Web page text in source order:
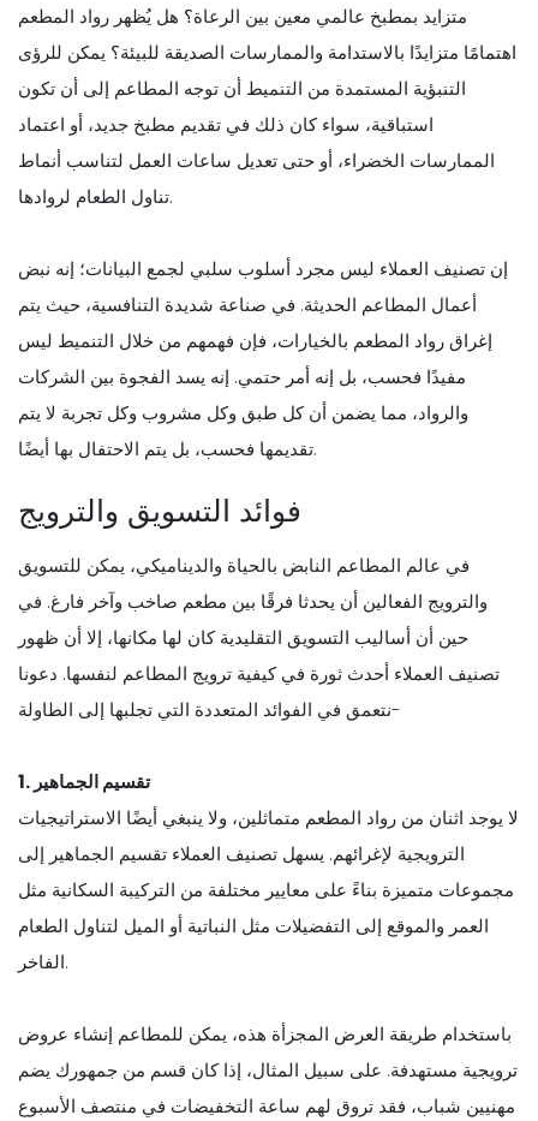
متزايد بمطبخ عالمي معين بين الرعاة؟ هل يُظهر رواد المطعم
اهتمامًا متزايدًا بالاستدامة والممارسات الصديقة للبيئة؟ يمكن للرؤى
التنبؤية المستمدة من التنميط أن توجه المطاعم إلى أن تكون
استباقية، سواء كان ذلك في تقديم مطبخ جديد، أو اعتماد
الممارسات الخضراء، أو حتى تعديل ساعات العمل لتناسب أنماط
تناول الطعام لروادها.
إن تصنيف العملاء ليس مجرد أسلوب سلبي لجمع البيانات؛ إنه نبض
أعمال المطاعم الحديثة. في صناعة شديدة التنافسية، حيث يتم
إغراق رواد المطعم بالخيارات، فإن فهمهم من خلال التنميط ليس
مفيدًا فحسب، بل إنه أمر حتمي. إنه يسد الفجوة بين الشركات
والرواد، مما يضمن أن كل طبق وكل مشروب وكل تجربة لا يتم
تقديمها فحسب، بل يتم الاحتفال بها أيضًا.
فوائد التسويق والترويج
في عالم المطاعم النابض بالحياة والديناميكي، يمكن للتسويق
والترويج الفعالين أن يحدثا فرقًا بين مطعم صاخب وآخر فارغ. في
حين أن أساليب التسويق التقليدية كان لها مكانها، إلا أن ظهور
تصنيف العملاء أحدث ثورة في كيفية ترويج المطاعم لنفسها. دعونا
نتعمق في الفوائد المتعددة التي تجلبها إلى الطاولة-
1. تقسيم الجماهير
لا يوجد اثنان من رواد المطعم متماثلين، ولا ينبغي أيضًا الاستراتيجيات
الترويجية لإغرائهم. يسهل تصنيف العملاء تقسيم الجماهير إلى
مجموعات متميزة بناءً على معايير مختلفة من التركيبة السكانية مثل
العمر والموقع إلى التفضيلات مثل النباتية أو الميل لتناول الطعام
الفاخر.
باستخدام طريقة العرض المجزأة هذه، يمكن للمطاعم إنشاء عروض
ترويجية مستهدفة. على سبيل المثال، إذا كان قسم من جمهورك يضم
مهنيين شباب، فقد تروق لهم ساعة التخفيضات في منتصف الأسبوع